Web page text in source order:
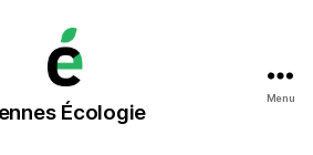
Rennes
Écologie
Écologie
Menu